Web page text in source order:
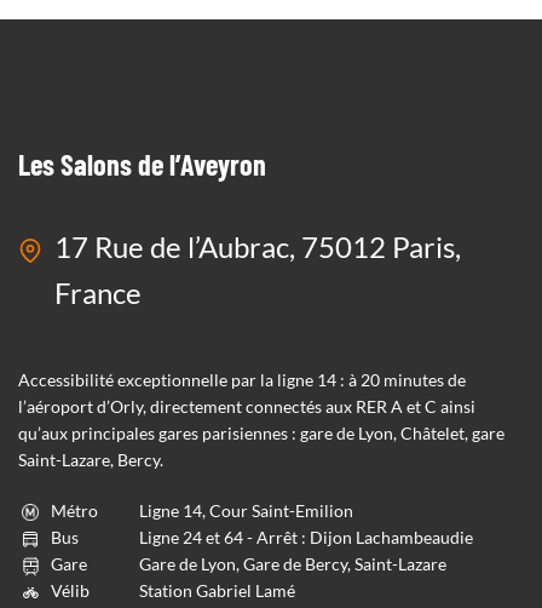
Les Salons de l’Aveyron
17 Rue de l’Aubrac, 75012 Paris,
France
Accessibilité exceptionnelle par la ligne 14 : à 20 minutes de
l’aéroport d’Orly, directement connectés aux RER A et C ainsi
qu’aux principales gares parisiennes : gare de Lyon, Châtelet, gare
Saint-Lazare, Bercy.
Métro
Ligne 14, Cour Saint-Emilion
Bus
Ligne 24 et 64 - Arrêt : Dijon Lachambeaudie
Gare
Gare de Lyon, Gare de Bercy, Saint-Lazare
Vélib
Station Gabriel Lamé